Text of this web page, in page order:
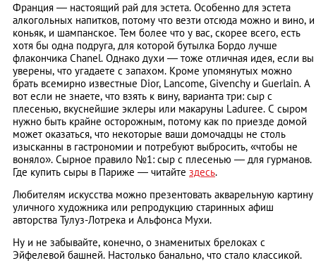
Франция — настоящий рай для эстета. Особенно для эстета
алкогольных напитков, потому что везти отсюда можно и вино, и
коньяк, и шампанское. Тем более что у вас, скорее всего, есть
хотя бы одна подруга, для которой бутылка Бордо лучше
флакончика Chanel. Однако духи — тоже отличная идея, если вы
уверены, что угадаете с запахом. Кроме упомянутых можно
брать всемирно известные Dior, Lancome, Givenchy и Guerlain. А
вот если не знаете, что взять к вину, варианта три: сыр с
плесенью, вкуснейшие эклеры или макаруны Laduree. С сыром
нужно быть крайне осторожным, потому как по приезде домой
может оказаться, что некоторые ваши домочадцы не столь
изысканны в гастрономии и потребуют выбросить, «чтобы не
воняло». Сырное правило №1: сыр с плесенью — для гурманов.
Где купить сыры в Париже — читайте здесь.
Любителям искусства можно презентовать акварельную картину
уличного художника или репродукцию старинных афиш
авторства Тулуз-Лотрека и Альфонса Мухи.
Ну и не забывайте, конечно, о знаменитых брелоках с
Эйфелевой башней. Настолько банально, что стало классикой.